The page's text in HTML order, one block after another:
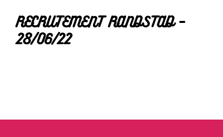
RECRUTEMENT RANDSTAD –
28/06/22